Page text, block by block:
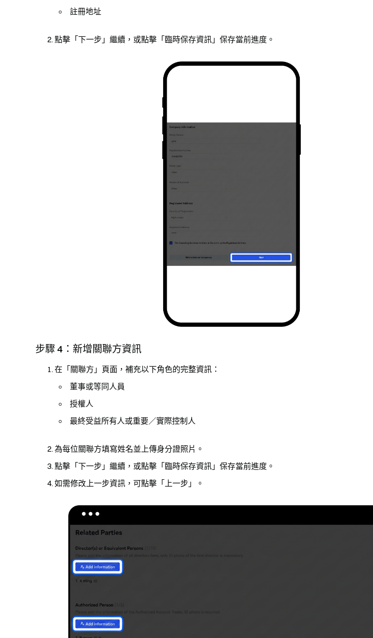
註冊地址
點擊「下一步」繼續，或點擊「臨時保存資訊」保存當前進度。
步驟 4：新增關聯方資訊
在「關聯方」頁面，補充以下角色的完整資訊：
董事或等同人員
授權人
最終受益所有人或重要／實際控制人
為每位關聯方填寫姓名並上傳身分證照片。
點擊「下一步」繼續，或點擊「臨時保存資訊」保存當前進度。
如需修改上一步資訊，可點擊「上一步」。